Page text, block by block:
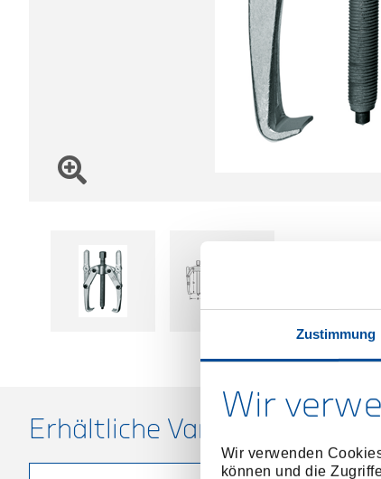
Zustimmung
Wir
Wir verwenden
können und die
Erhältliche Varianten